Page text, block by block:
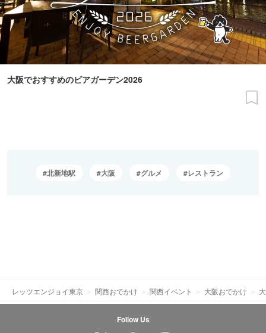
大阪でおすすめのビアガーデン2026
北新地駅 大阪 グルメ レストラン
レッツエンジョイ東京 関西おでかけ 関西イベント 大阪おでかけ
Follow Us